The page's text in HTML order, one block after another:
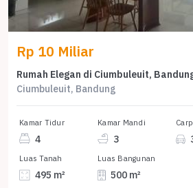
Rp 10 Miliar
Rumah Elegan di Ciumbuleuit,
Ciumbuleuit, Bandung
Kamar Tidur
4
Kamar Mandi
3
Luas Tanah
495 m²
Luas Bangunan
500 m²